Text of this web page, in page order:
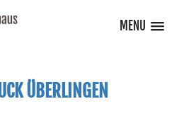
MENU
ÜBERLINGEN